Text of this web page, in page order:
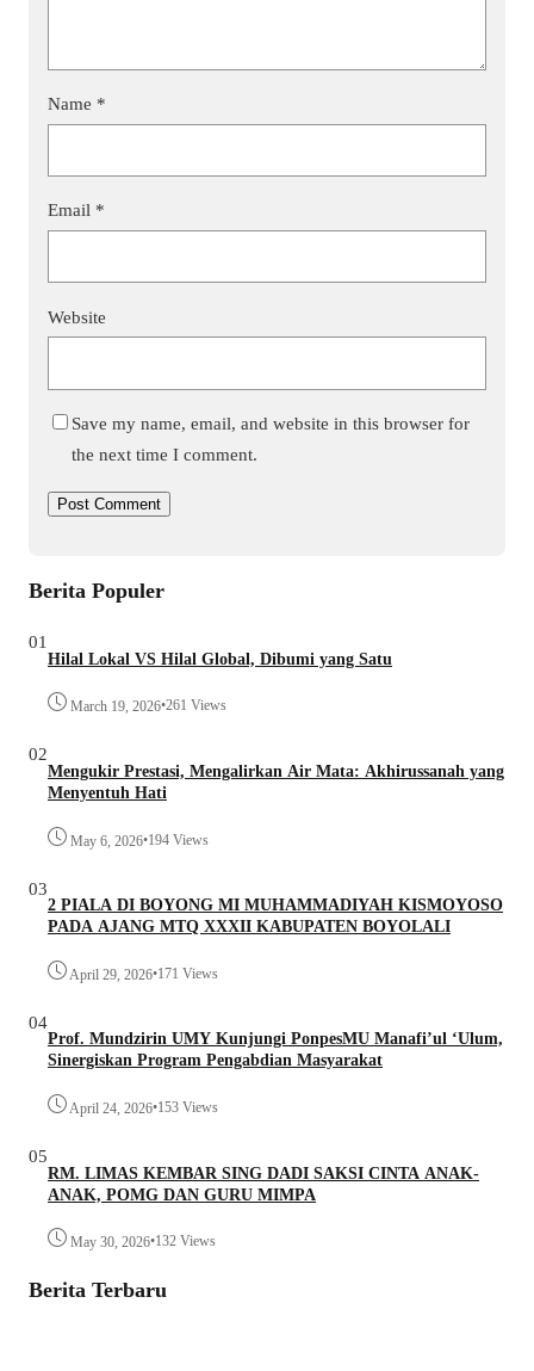
Name *
Email *
Website
Save my name, email, and website in this browser for
the next time I comment.
Berita Populer
01
Hilal Lokal VS Hilal Global, Dibumi yang Satu
March 19, 2026•261 Views
02
Mengukir Prestasi, Mengalirkan Air Mata: Akhirussanah yang
Menyentuh Hati
May 6, 2026•194 Views
03
2 PIALA DI BOYONG MI MUHAMMADIYAH KISMOYOSO
PADA AJANG MTQ XXXII KABUPATEN BOYOLALI
April 29, 2026•171 Views
04
Prof. Mundzirin UMY Kunjungi PonpesMU Manafi’ul ‘Ulum,
Sinergiskan Program Pengabdian Masyarakat
April 24, 2026•153 Views
05
RM. LIMAS KEMBAR SING DADI SAKSI CINTA ANAK-
ANAK, POMG DAN GURU MIMPA
May 30, 2026•132 Views
Berita Terbaru